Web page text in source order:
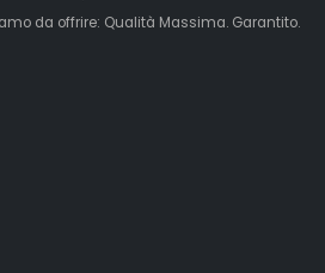
da offrire: Qualità Massima. Garantito.